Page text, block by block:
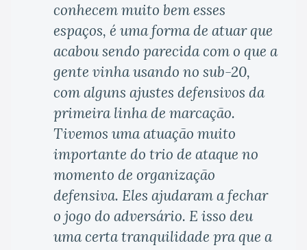
conhecem muito bem esses
espaços, é uma forma de atuar que
acabou sendo parecida com o que a
gente vinha usando no sub-20,
com alguns ajustes defensivos da
primeira linha de marcação.
Tivemos uma atuação muito
importante do trio de ataque no
momento de organização
defensiva. Eles ajudaram a fechar
o jogo do adversário. E isso deu
uma certa tranquilidade pra que a